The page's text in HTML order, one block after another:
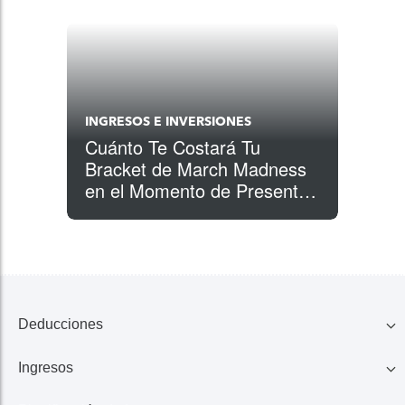
INGRESOS E INVERSIONES
Cuánto Te Costará Tu
Bracket de March Madness
en el Momento de Presentar
Deducciones
Familia
Ingresos